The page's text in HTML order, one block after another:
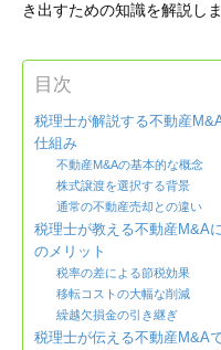
き出すための知識を解説しま
目次
税理士が解説する不動産
仕組み
不動産M&Aの基本的な概念
株式譲渡を選択する背景
通常の不動産売却との違い
税理士が教える不動産M&A
のメリット
税率の差による節税効果
移転コストの大幅な削減
繰越欠損金の引き継ぎ
税理士が伝える不動産M&A